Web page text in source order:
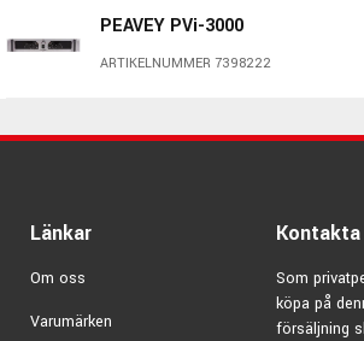
Ingångar: Stereo, parallellingång eller
2 höjdenheter
XLR och ¼” TRS ingångar
Inbyggd digital strömbegränsare
PEAVEY PVi-3000
ARTIKELNUMMER 7398222
Länkar
Om oss
Varumärken
Som
köpa på
försäljning